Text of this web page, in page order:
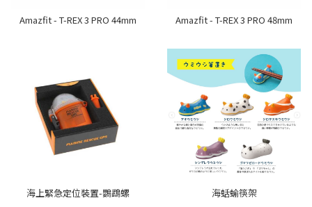
Amazfit - T-REX 3 PRO 44mm Amazfit - T-REX 3 PRO 48mm
海上緊急定位裝置-鸚鵡螺 海蛞蝓筷架